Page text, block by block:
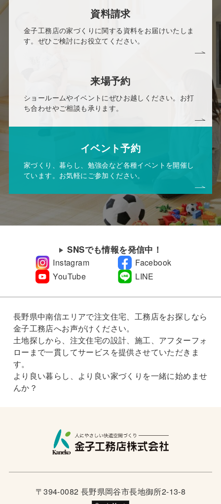
資料請求
金子工務店の家づくりに関する資料をお届けいたしま
す。ぜひご検討にお役立てください。
来場予約
ショールームやイベントにぜひお越しください。お打
ち合わせやご相談も承ります。
イベント予約
家づくり、暮らし、勉強会など各種イベントを開催し
ています。お気軽にご参加ください。
SNSでも情報を発信中！
Instagram
Facebook
YouTube
LINE
長野県中南信エリアで注文住宅、工務店をお探しなら
金子工務店へお声がけください。
土地探しから、注文住宅の設計、施工、アフターフォ
ローまで一貫してサービスを提供させていただきま
す。
より良い暮らし、より良い家づくりを一緒に始めませ
んか？
〒394-0082 長野県岡谷市長地御所2-13-8